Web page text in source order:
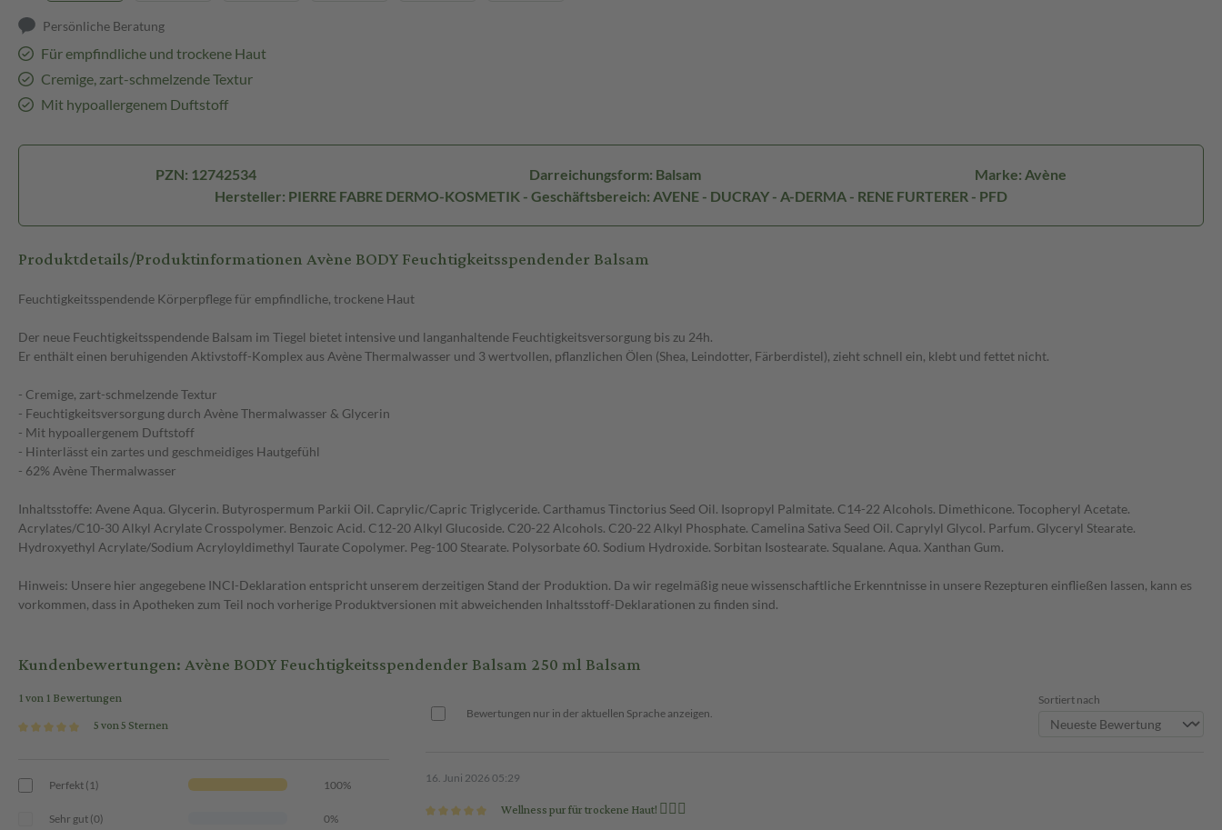
Persönliche Beratung
Für empfindliche und trockene Haut
Cremige, zart-schmelzende Textur
Mit hypoallergenem Duftstoff
PZN: 12742534 Darreichungsform: Balsam
Marke: Avène
Hersteller: PIERRE FABRE DERMO-KOSMETIK - Geschäftsbereich: AVENE - DUCRAY - A-DERMA - RENE FURTERER - PFD
Produktdetails/Produktinformationen Avène BODY Feuchtigkeitsspendender Balsam
Feuchtigkeitsspendende Körperpflege für empfindliche, trockene Haut
Der neue Feuchtigkeitsspendende Balsam im Tiegel bietet intensive und langanhaltende Feuchtigkeitsversorgung bis zu 24h.
Er enthält einen beruhigenden Aktivstoff-Komplex aus Avène Thermalwasser und 3 wertvollen, pflanzlichen Ölen (Shea, Leindotter, Färberdistel), zieht schnell ein, klebt und fettet nicht.
- Cremige, zart-schmelzende Textur
- Feuchtigkeitsversorgung durch Avène Thermalwasser & Glycerin
- Mit hypoallergenem Duftstoff
- Hinterlässt ein zartes und geschmeidiges Hautgefühl
- 62% Avène Thermalwasser
Inhaltsstoffe: Avene Aqua. Glycerin. Butyrospermum Parkii Oil. Caprylic/Capric Triglyceride. Carthamus Tinctorius Seed Oil. Isopropyl Palmitate. C14-22 Alcohols. Dimethicone. Tocopheryl Acetate.
Acrylates/C10-30 Alkyl Acrylate Crosspolymer. Benzoic Acid. C12-20 Alkyl Glucoside. C20-22 Alcohols. C20-22 Alkyl Phosphate. Camelina Sativa Seed Oil. Caprylyl Glycol. Parfum. Glyceryl Stearate.
Hydroxyethyl Acrylate/Sodium Acryloyldimethyl Taurate Copolymer. Peg-100 Stearate. Polysorbate 60. Sodium Hydroxide. Sorbitan Isostearate. Squalane. Aqua. Xanthan Gum.
Hinweis: Unsere hier angegebene INCI-Deklaration entspricht unserem derzeitigen Stand der Produktion. Da wir regelmäßig neue wissenschaftliche Erkenntnisse in unsere Rezepturen einfließen lassen, kann es
vorkommen, dass in Apotheken zum Teil noch vorherige Produktversionen mit abweichenden Inhaltsstoff-Deklarationen zu finden sind.
Kundenbewertungen: Avène BODY Feuchtigkeitsspendender Balsam 250 ml Balsam
1 von 1 Bewertungen
5 von 5 Sternen
Perfekt (1) 100%
Sehr gut (0) 0%
Bewertungen nur in der aktuellen Sprache anzeigen.
Sortiert nach
16. Juni 2026 05:29
Wellness pur für trockene Haut! 🧖‍♀️✨